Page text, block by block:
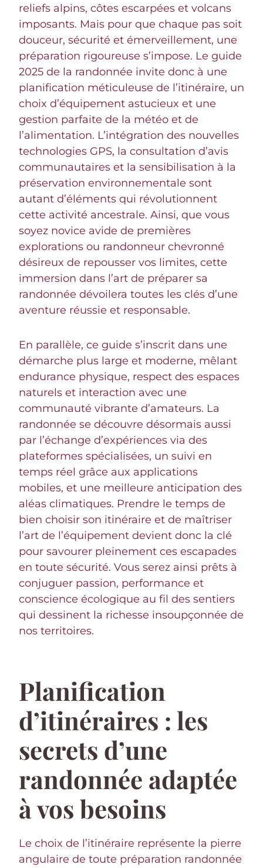
reliefs alpins, côtes escarpées et volcans
imposants. Mais pour que chaque pas soit
douceur, sécurité et émerveillement, une
préparation rigoureuse s’impose. Le guide
2025 de la randonnée invite donc à une
planification méticuleuse de l’itinéraire, un
choix d’équipement astucieux et une
gestion parfaite de la météo et de
l’alimentation. L’intégration des nouvelles
technologies GPS, la consultation d’avis
communautaires et la sensibilisation à la
préservation environnementale sont
autant d’éléments qui révolutionnent
cette activité ancestrale. Ainsi, que vous
soyez novice avide de premières
explorations ou randonneur chevronné
désireux de repousser vos limites, cette
immersion dans l’art de préparer sa
randonnée dévoilera toutes les clés d’une
aventure réussie et responsable.
En parallèle, ce guide s’inscrit dans une
démarche plus large et moderne, mêlant
endurance physique, respect des espaces
naturels et interaction avec une
communauté vibrante d’amateurs. La
randonnée se découvre désormais aussi
par l’échange d’expériences via des
plateformes spécialisées, un suivi en
temps réel grâce aux applications
mobiles, et une meilleure anticipation des
aléas climatiques. Prendre le temps de
bien choisir son itinéraire et de maîtriser
l’art de l’équipement devient donc la clé
pour savourer pleinement ces escapades
en toute sécurité. Vous serez ainsi prêts à
conjuguer passion, performance et
conscience écologique au fil des sentiers
qui dessinent la richesse insoupçonnée de
nos territoires.
Planification
d’itinéraires : les
secrets d’une
randonnée adaptée
à vos besoins
Le choix de l’itinéraire représente la pierre
angulaire de toute préparation randonnée